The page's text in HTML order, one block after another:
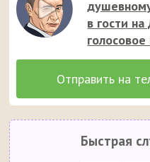
в гости
Быстрая